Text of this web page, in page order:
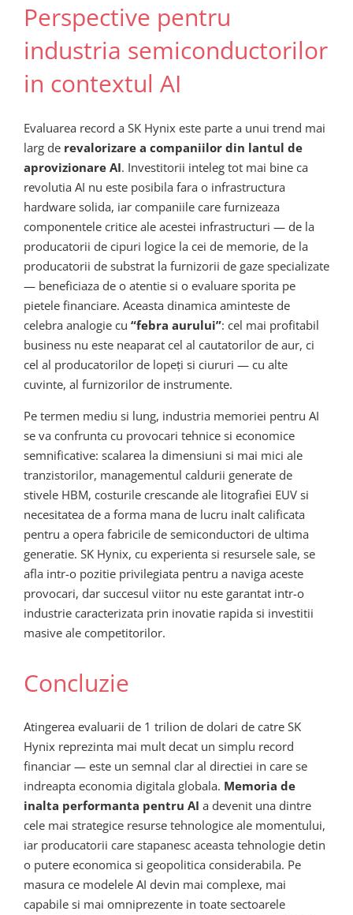
Perspective pentru
industria semiconductorilor
in contextul AI
Evaluarea record a SK Hynix este parte a unui trend mai
larg de revalorizare a companiilor din lantul de
aprovizionare AI. Investitorii inteleg tot mai bine ca
revolutia AI nu este posibila fara o infrastructura
hardware solida, iar companiile care furnizeaza
componentele critice ale acestei infrastructuri — de la
producatorii de cipuri logice la cei de memorie, de la
producatorii de substrat la furnizorii de gaze specializate
— beneficiaza de o atentie si o evaluare sporita pe
pietele financiare. Aceasta dinamica aminteste de
celebra analogie cu “febra aurului”: cel mai profitabil
business nu este neaparat cel al cautatorilor de aur, ci
cel al producatorilor de lopeți si ciururi — cu alte
cuvinte, al furnizorilor de instrumente.
Pe termen mediu si lung, industria memoriei pentru AI
se va confrunta cu provocari tehnice si economice
semnificative: scalarea la dimensiuni si mai mici ale
tranzistorilor, managementul caldurii generate de
stivele HBM, costurile crescande ale litografiei EUV si
necesitatea de a forma mana de lucru inalt calificata
pentru a opera fabricile de semiconductori de ultima
generatie. SK Hynix, cu experienta si resursele sale, se
afla intr-o pozitie privilegiata pentru a naviga aceste
provocari, dar succesul viitor nu este garantat intr-o
industrie caracterizata prin inovatie rapida si investitii
masive ale competitorilor.
Concluzie
Atingerea evaluarii de 1 trilion de dolari de catre SK
Hynix reprezinta mai mult decat un simplu record
financiar — este un semnal clar al directiei in care se
indreapta economia digitala globala. Memoria de
inalta performanta pentru AI a devenit una dintre
cele mai strategice resurse tehnologice ale momentului,
iar producatorii care stapanesc aceasta tehnologie detin
o putere economica si geopolitica considerabila. Pe
masura ce modelele AI devin mai complexe, mai
capabile si mai omniprezente in toate sectoarele